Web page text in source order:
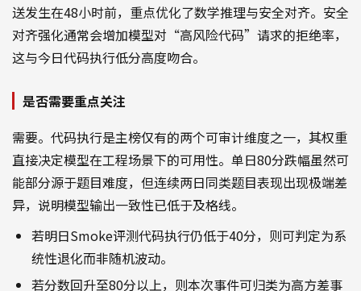
送发生在48小时前，重点优化了数学推理与安全对齐。安全
对齐强化通常会增加模型对“高风险代码”请求的拒绝率，
这与今日代码执行低分高度吻合。
是否需要重点关注
需要。代码执行是主榜仅有的两个可审计维度之一，其权重
直接决定模型在工程场景下的可用性。单日80分跌幅虽然可
能部分源于题目难度，但连续两日同类题目表现出现极端差
异，说明模型输出一致性已低于及格线。
若明日Smoke评测代码执行仍低于40分，则可判定为系
统性退化而非随机波动。
若分数回升至80分以上，则本次事件可归类为高方差事